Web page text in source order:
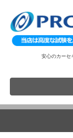
安心のカーセ